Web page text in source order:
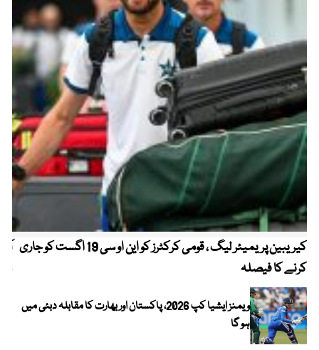
کیریبین پریمیئر لیگ ، قومی کرکٹرز کو این او سی 19 اگست کو جاری
کرنے کا فیصلہ
ویمنز ایشیا کپ 2026، پاکستان اور بھارت کا مقابلہ دبئی میں
ہو گا